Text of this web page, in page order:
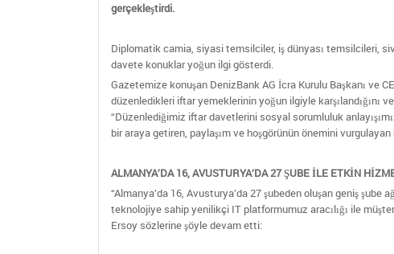
gerçekleştirdi.
Diplomatik camia, siyasi temsilciler, iş dünyası temsilcileri,
davete konuklar yoğun ilgi gösterdi.
Gazetemize konuşan DenizBank AG İcra Kurulu Başkanı ve
düzenledikleri iftar yemeklerinin yoğun ilgiyle karşılandığını
“Düzenlediğimiz iftar davetlerini sosyal sorumluluk
bir araya getiren, paylaşım ve hoşgörünün önemini
ALMANYA’DA 16, AVUSTURYA’DA 27 ŞUBE İLE ETKİN
“Almanya’da 16, Avusturya’da 27 şubeden oluşan geniş
teknolojiye sahip yenilikçi IT platformumuz aracılığı ile
Ersoy sözlerine şöyle devam etti: